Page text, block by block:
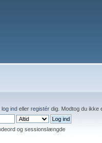
log ind eller registér dig. Modtog du ikke
og sessionslængde